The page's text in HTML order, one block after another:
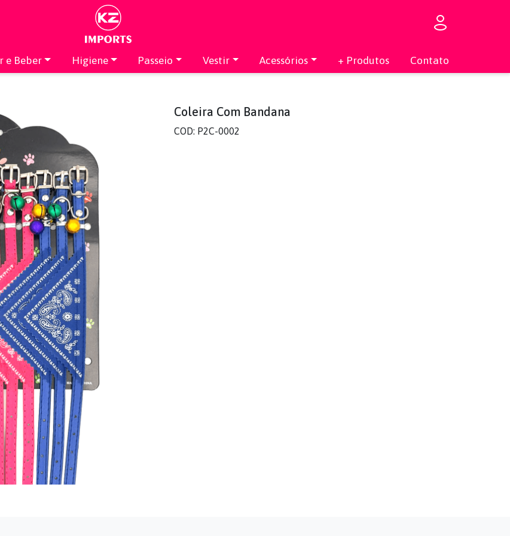
e Beber Higiene Passeio Vestir Acessórios + Produtos Contato
Coleira Com Bandana
COD: P2C-0002